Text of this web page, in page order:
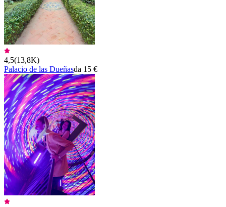
4,5(13,8K)
Palacio de las Dueñasda 15 €